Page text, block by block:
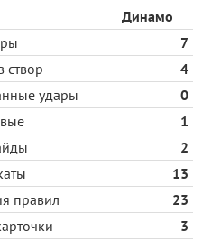
Динамо
7
створ
4
удары
0
1
2
13
правил
23
3